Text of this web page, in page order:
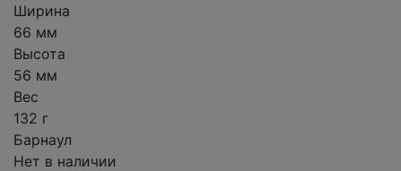
Ширина
66 мм
Высота
56 мм
Вес
132 г
Барнаул
Нет в наличии